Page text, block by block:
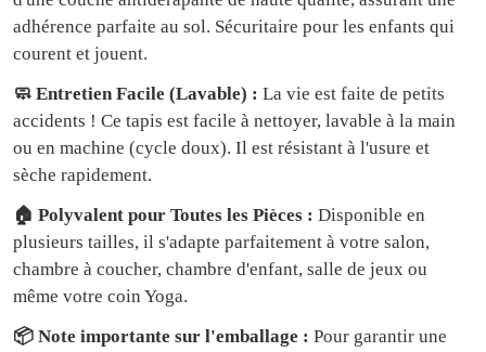
adhérence parfaite au sol. Sécuritaire pour les enfants qui
courent et jouent.
🧼 Entretien Facile (Lavable) : La vie est faite de petits
accidents ! Ce tapis est facile à nettoyer, lavable à la main
ou en machine (cycle doux). Il est résistant à l'usure et
sèche rapidement.
🏠 Polyvalent pour Toutes les Pièces : Disponible en
plusieurs tailles, il s'adapte parfaitement à votre salon,
chambre à coucher, chambre d'enfant, salle de jeux ou
même votre coin Yoga.
📦 Note importante sur l'emballage : Pour garantir une